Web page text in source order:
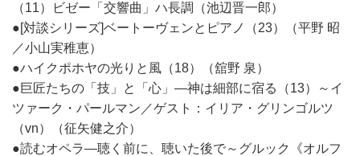
（11）ビゼー「交響曲」ハ長調（池辺晋一郎）
●[対談シリーズ]ベートーヴェンとピアノ（23）（平野 昭
／小山実稚恵）
●ハイクポホヤの光りと風（18）（舘野 泉）
●巨匠たちの「技」と「心」―神は細部に宿る（13）～イ
ツァーク・パールマン／ゲスト：イリア・グリンゴルツ
（vn）（征矢健之介）
●読むオペラ―聴く前に、聴いた後で～グルック《オルフ